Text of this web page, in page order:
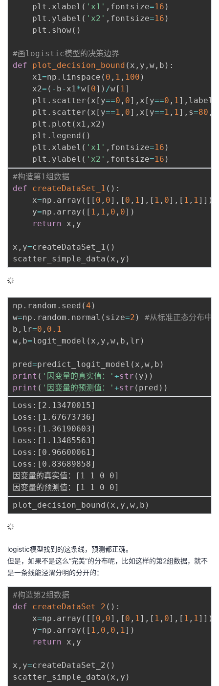
    plt
. xlabel ( 'x1' , fontsize=16 )
    plt
. ylabel ( 'x2' , fontsize=16 )
    plt
. show( )
#画logistic模型的决策边界
def
plot_decision_bound ( x , y , w , b ) :
    x1
=np . linspace ( 0 , 1 , 100 )
    x2
= ( - b- x1*w[ 0] ) /w[ 1]
    plt
. scatter ( x [ y==0 , 0] , x [ y==0 , 1] , label
    plt
. scatter ( x [ y==1 , 0] , x [ y==1 , 1] , s=80 ,
    plt
. plot ( x1 , x2 )
    plt
. legend ( )
    plt
. xlabel ( 'x1' , fontsize=16 )
    plt
. ylabel ( 'x2' , fontsize=16 )
#构造第1组数据
def
createDataSet_1 ( ) :
    x
=np . array ( [ [ 0 , 0] , [ 0 , 1] , [ 1 , 0] , [ 1 , 1] ] )
    y
=np . array ( [ 1 , 1 , 0 , 0] )
return x , y
x , y=createDataSet_1 ( )
scatter_simple_data ( x , y )
np . random . seed (4 )
w=np . random . normal ( size=2 )
#从标准正态分布中
b , lr=0 , 0.1
w , b=logit_model ( x , y , w , b , lr )
pred=predict_logit_model ( x , w , b )
print ( '因变量的真实值：' +str ( y ) )
print ( '因变量的预测值：' +str ( pred ) )
Loss:[2.13470015]
Loss:[1.67673736]
Loss:[1.36190603]
Loss:[1.13485563]
Loss:[0.96600061]
Loss:[0.83689858]
因变量的真实值：[1 1 0 0]
plot_decision_bound ( x , y , w , b )
logistic模型找到的这条线，预测都正确。
但是，如果不是这么“完美”的分布呢，比如这样的第2组数据，就不
是一条线能泾渭分明的分开的：
#构造第2组数据
def
createDataSet_2 ( ) :
    x
=np . array ( [ [ 0 , 0] , [ 0 , 1] , [ 1 , 0] , [ 1 , 1] ] )
    y
=np . array ( [ 1 , 0 , 0 , 1] )
return x , y
x , y=createDataSet_2 ( )
scatter_simple_data ( x , y )